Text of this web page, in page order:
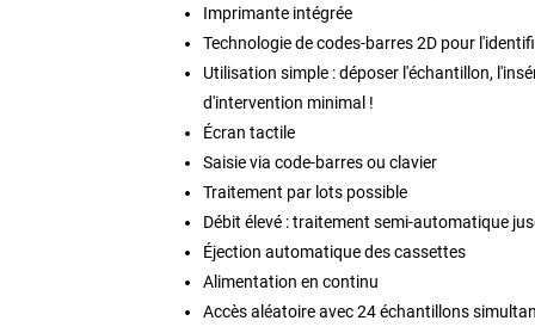
Imprimante intégrée
Technologie de codes-barres 2D pour
Utilisation simple : déposer l'échantillon,
d'intervention minimal !
Écran tactile
Saisie via code-barres ou clavier
Traitement par lots possible
Débit élevé : traitement semi-automatique
Éjection automatique des cassettes
Alimentation en continu
Accès aléatoire avec 24 échantillons